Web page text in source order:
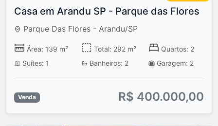
Casa em Arandu SP - Parque das Flores
Parque Das Flores - Arandu/SP
Área: 139 m² Total: 292 m²
Quartos: 2
Suítes: 1
Banheiros: 2 Garagem: 2
Venda R$ 400.000,00